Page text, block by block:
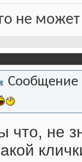
не
Сообщение
что, не